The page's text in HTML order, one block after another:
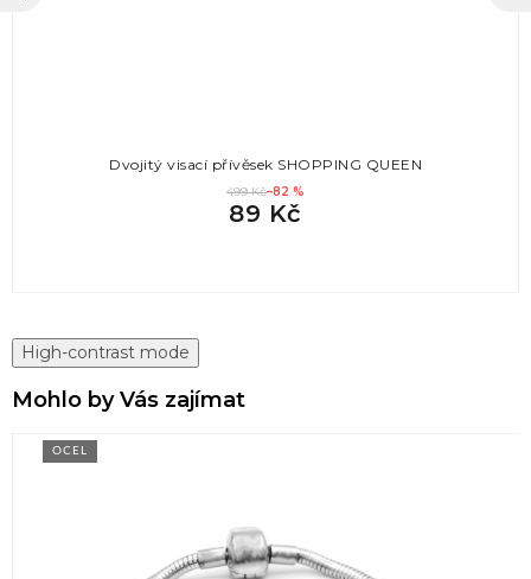
Dvojitý visací přívěsek SHOPPING QUEEN
499 Kč–82 %
89 Kč
High-contrast mode
Mohlo by Vás zajímat
OCEL